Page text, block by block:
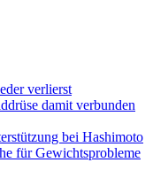
verlierst
damit verbunden
bei Hashimoto
für Gewichtsprobleme